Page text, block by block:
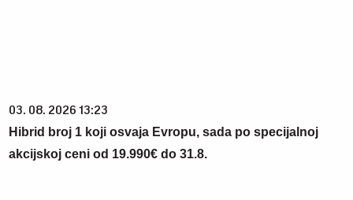
03. 08. 2026 13:23
Hibrid broj 1 koji osvaja Evropu, sada po specijalnoj
akcijskoj ceni od 19.990€ do 31.8.